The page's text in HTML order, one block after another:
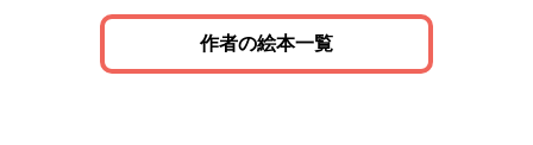
作者の絵本一覧